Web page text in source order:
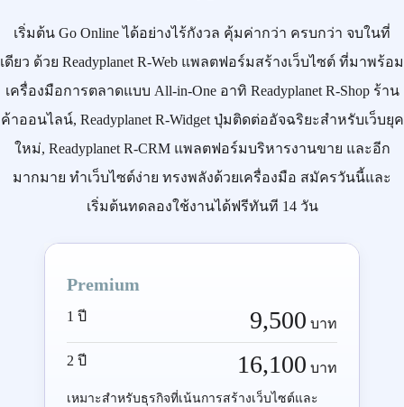
เริ่มต้น Go Onlineได้อย่างไร้กังวล คุ้มค่ากว่า ครบกว่า จบในที่
เดียว ด้วย Readyplanet R-Web แพลตฟอร์มสร้างเว็บไซต์ ที่มาพร้อม
เครื่องมือการตลาดแบบ All-in-Oneอาทิ Readyplanet R-Shopร้าน
ค้าออนไลน์, Readyplanet R-Widgetปุ่มติดต่ออัจฉริยะสำหรับเว็บยุค
ใหม่, Readyplanet R-CRMแพลตฟอร์มบริหารงานขาย และอีก
มากมาย ทำเว็บไซต์ง่าย ทรงพลังด้วยเครื่องมือ สมัครวันนี้และ
เริ่มต้นทดลองใช้งานได้ฟรีทันที 14 วัน
Premium
1 ปี 9,500 บาท
2 ปี 16,100 บาท
เหมาะสำหรับธุรกิจที่เน้นการสร้างเว็บไซต์และ